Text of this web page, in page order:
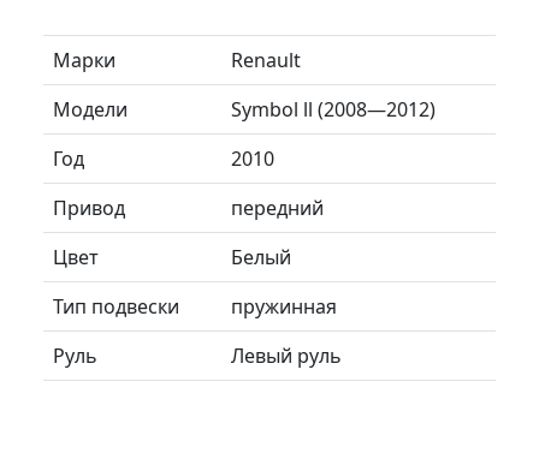
Марки
Renault
Модели
Symbol ll (2008—2012)
Год
2010
Привод
передний
Цвет
Белый
Тип подвески
пружинная
Руль
Левый руль